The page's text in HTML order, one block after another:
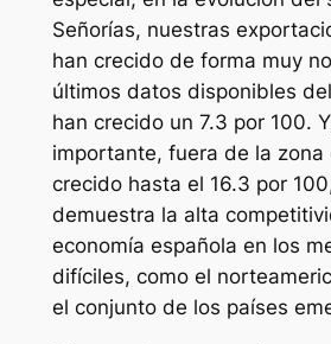
Señorías, nuestras
han crecido de forma muy
últimos datos disponibles
han crecido un 7.3 por 100.
importante, fuera de la zona
crecido hasta el 16.3 por
demuestra la alta
economía española en los
difíciles, como el
el conjunto de los países